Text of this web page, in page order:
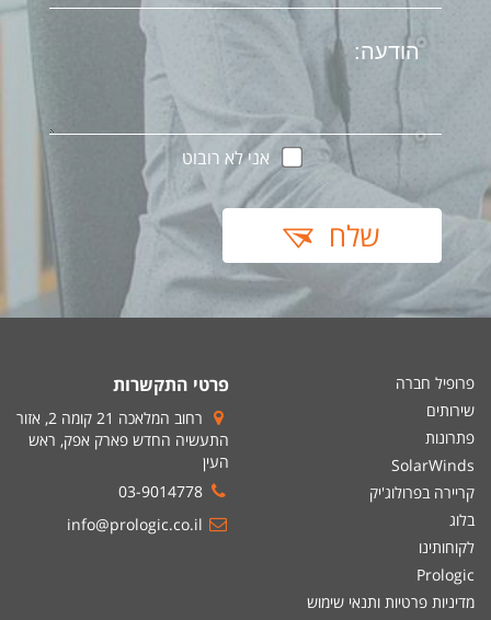
אני לא רובוט
שלח
פרופיל חברה
שירותים
פתרונות
SolarWinds
קריירה בפרולוג'יק
בלוג
לקוחותינו
Prologic
מדיניות פרטיות ותנאי שימוש
פרטי התקשרות
רחוב המלאכה 21 קומה 2, אזור
התעשיה החדש פארק אפק, ראש
העין
03-9014778
info@prologic.co.il